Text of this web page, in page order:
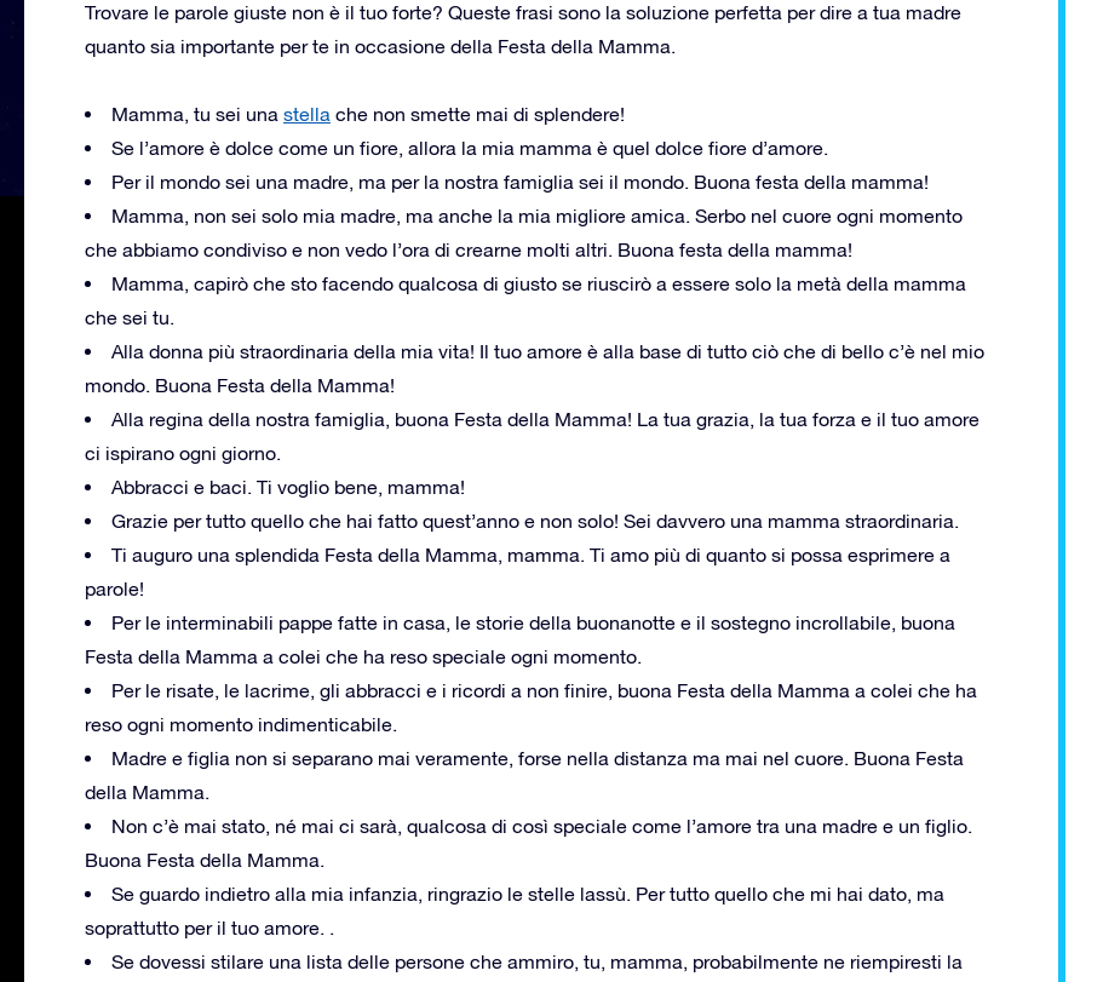
Trovare le parole giuste non è il tuo forte? Queste frasi sono la soluzione perfetta per dire a tua madre
quanto sia importante per te in occasione della Festa della Mamma.
Mamma, tu sei una stella che non smette mai di splendere!
Se l’amore è dolce come un fiore, allora la mia mamma è quel dolce fiore d’amore.
Per il mondo sei una madre, ma per la nostra famiglia sei il mondo. Buona festa della mamma!
Mamma, non sei solo mia madre, ma anche la mia migliore amica. Serbo nel cuore ogni momento
che abbiamo condiviso e non vedo l’ora di crearne molti altri. Buona festa della mamma!
Mamma, capirò che sto facendo qualcosa di giusto se riuscirò a essere solo la metà della mamma
che sei tu.
Alla donna più straordinaria della mia vita! Il tuo amore è alla base di tutto ciò che di bello c’è nel mio
mondo. Buona Festa della Mamma!
Alla regina della nostra famiglia, buona Festa della Mamma! La tua grazia, la tua forza e il tuo amore
ci ispirano ogni giorno.
Abbracci e baci. Ti voglio bene, mamma!
Grazie per tutto quello che hai fatto quest’anno e non solo! Sei davvero una mamma straordinaria.
Ti auguro una splendida Festa della Mamma, mamma. Ti amo più di quanto si possa esprimere a
parole!
Per le interminabili pappe fatte in casa, le storie della buonanotte e il sostegno incrollabile, buona
Festa della Mamma a colei che ha reso speciale ogni momento.
Per le risate, le lacrime, gli abbracci e i ricordi a non finire, buona Festa della Mamma a colei che ha
reso ogni momento indimenticabile.
Madre e figlia non si separano mai veramente, forse nella distanza ma mai nel cuore. Buona Festa
della Mamma.
Non c’è mai stato, né mai ci sarà, qualcosa di così speciale come l’amore tra una madre e un figlio.
Buona Festa della Mamma.
Se guardo indietro alla mia infanzia, ringrazio le stelle lassù. Per tutto quello che mi hai dato, ma
soprattutto per il tuo amore. .
Se dovessi stilare una lista delle persone che ammiro, tu, mamma, probabilmente ne riempiresti la